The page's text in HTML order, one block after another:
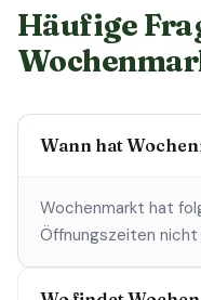
Häufige
Wann hat
Wochenmarkt hat
Öffnungszeiten nicht